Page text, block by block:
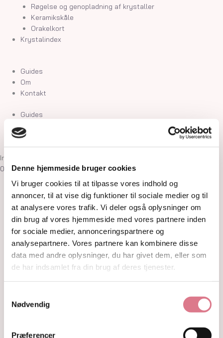
Denne hjemmeside bruger cookies
Vi bruger cookies til at tilpasse vores indhold og
annoncer, til at vise dig funktioner til sociale medier og til
at analysere vores trafik. Vi deler også oplysninger om
din brug af vores hjemmeside med vores partnere inden
for sociale medier, annonceringspartnere og
analysepartnere. Vores partnere kan kombinere disse
data med andre oplysninger, du har givet dem, eller som
de har indsamlet fra din brug af deres tjenester.
Nødvendig
Præferencer
Røgelse og genopladning af krystaller
Keramikskåle
Orakelkort
Krystalindex
Guides
Om
Kontakt
Guides
Om
Kontakt
Ingen produkter i kurven
0,00kr. 0 Kurv
Shop
Krystaller
Rå Krystaller
Polerede Krystaller
Sommerfugle og kvindekroppe
Søheste, delfiner, fisk og skildpadder
Feer og drager
Måner, stjerner og kuber
Lommesten
Palmstone
Kugler